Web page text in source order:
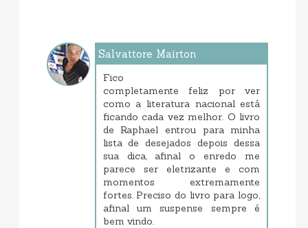
Salvattore Mairton
Fico
completamente feliz por ver
como a literatura nacional está
ficando cada vez melhor. O livro
de Raphael entrou para minha
lista de desejados depois dessa
sua dica, afinal o enredo me
parece ser eletrizante e com
momentos extremamente
fortes. Preciso do livro para logo,
afinal um suspense sempre é
bem vindo.